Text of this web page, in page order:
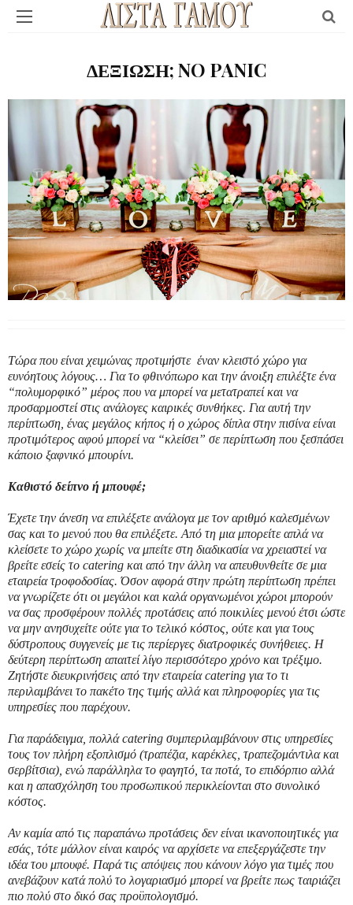
ΔΕΞΙΩΣΗ; NO PANIC
Τώρα που είναι χειμώνας προτιμήστε έναν κλειστό χώρο για
ευνόητους λόγους… Για το φθινόπωρο και την άνοιξη επιλέξτε ένα
“πολυμορφικό” μέρος που να μπορεί να μετατραπεί και να
προσαρμοστεί στις ανάλογες καιρικές συνθήκες. Για αυτή την
περίπτωση, ένας μεγάλος κήπος ή ο χώρος δίπλα στην πισίνα είναι
προτιμότερος αφού μπορεί να “κλείσει” σε περίπτωση που ξεσπάσει
κάποιο ξαφνικό μπουρίνι.
Καθιστό δείπνο ή μπουφέ;
Έχετε την άνεση να επιλέξετε ανάλογα με τον αριθμό καλεσμένων
σας και το μενού που θα επιλέξετε. Από τη μια μπορείτε απλά να
κλείσετε το χώρο χωρίς να μπείτε στη διαδικασία να χρειαστεί να
βρείτε εσείς τo catering και από την άλλη να απευθυνθείτε σε μια
εταιρεία τροφοδοσίας. Όσον αφορά στην πρώτη περίπτωση πρέπει
να γνωρίζετε ότι οι μεγάλοι και καλά οργανωμένοι χώροι μπορούν
να σας προσφέρουν πολλές προτάσεις από ποικιλίες μενού έτσι ώστε
να μην ανησυχείτε ούτε για το τελικό κόστος, ούτε και για τους
δύστροπους συγγενείς με τις περίεργες διατροφικές συνήθειες. Η
δεύτερη περίπτωση απαιτεί λίγο περισσότερο χρόνο και τρέξιμο.
Ζητήστε διευκρινήσεις από την εταιρεία catering για το τι
περιλαμβάνει το πακέτο της τιμής αλλά και πληροφορίες για τις
υπηρεσίες που παρέχουν.
Για παράδειγμα, πολλά catering συμπεριλαμβάνουν στις υπηρεσίες
τους τον πλήρη εξοπλισμό (τραπέζια, καρέκλες, τραπεζομάντιλα και
σερβίτσια), ενώ παράλληλα το φαγητό, τα ποτά, το επιδόρπιο αλλά
και η απασχόληση του προσωπικού περικλείονται στο συνολικό
κόστος.
Αν καμία από τις παραπάνω προτάσεις δεν είναι ικανοποιητικές για
εσάς, τότε μάλλον είναι καιρός να αρχίσετε να επεξεργάζεστε την
ιδέα του μπουφέ. Παρά τις απόψεις που κάνουν λόγο για τιμές που
ανεβάζουν κατά πολύ το λογαριασμό μπορεί να βρείτε πως ταιριάζει
πιο πολύ στο δικό σας προϋπολογισμό.